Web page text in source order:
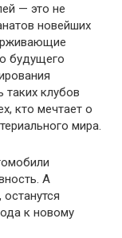
— это не
новейших
будущего
клубов
кто мечтает о
мира.
А
к новому